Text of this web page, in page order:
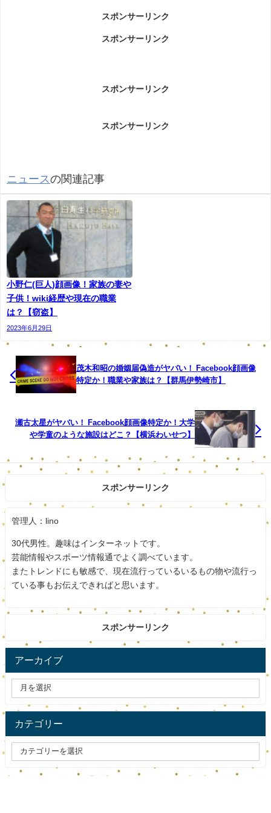
だとして、千葉県警は5日、警備大手・綜合警備保障
逮捕し、発表した。容疑を認め、「競艇をするため
に金が必要だった」と供述しているという。県警は
余罪があるとみて捜査している。
柏署によると、角川容疑者は昨年10月28日午前10時
10分～午後4時50分ごろ、同県内の金融機関の支店
など6カ所に設置されたATMから現金計9598万円を
盗んだ疑いがある。当時は県内の支社に勤務してお
り、ATMの掃除や点検などのメンテナンスを担当。1
人で業務をしていた際に、1カ所につき800万～2千
ATMに不具合があり、同社が検査したところ、機械
内の現金の額が不足していたことから社内調査を開
によると、社内調査を実施するとともに、警察に相
談。昨年11月、角川容疑者を懲戒解雇したという。
広報部は「関係者各位に心よりおわびを申し上げ
る。今回の件を重く受け止め、二度と起きないよう
社員一丸となって信頼の回復や再発防止に取り組ん
でいく」としている。
ですね。
なんでそんなことができたのでしょうか。
まだまだ余罪はあるかもしれませんね。
今後の警察の捜査にも注目ですね。
スポンサードリンク
スポンサーリンク
スポンサーリンク
スポンサーリンク
スポンサーリンク
ニュースの関連記事
小野仁(巨人)顔画像！家族の妻や
子供！wiki経歴や現在の職業
は？【窃盗】
2023年6月29日
茂木和昭の婚姻届偽造がヤバい！ Facebook顔画像
特定か！職業や家族は？【群馬伊勢崎市】
瀬古太星がヤバい！ Facebook顔画像特定か！大学
や学童のような施設はどこ？【横浜わいせつ】
スポンサーリンク
管理人：lino
30代男性。趣味はインターネットです。
芸能情報やスポーツ情報通でよく調べています。
またトレンドにも敏感で、現在流行っているいるもの物や流行っ
ている事もお伝えできればと思います。
スポンサーリンク
アーカイブ
カテゴリー